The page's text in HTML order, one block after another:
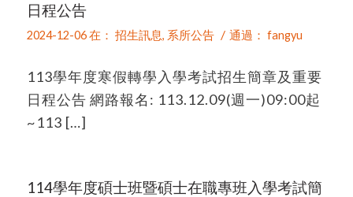
日程公告
2024-12-06 在： 招生訊息, 系所公告 / 通過： fangyu
113學年度寒假轉學入學考試招生簡章及重要
日程公告 網路報名: 113.12.09(週一)09:00起
~113 […]
114學年度碩士班暨碩士在職專班入學考試簡